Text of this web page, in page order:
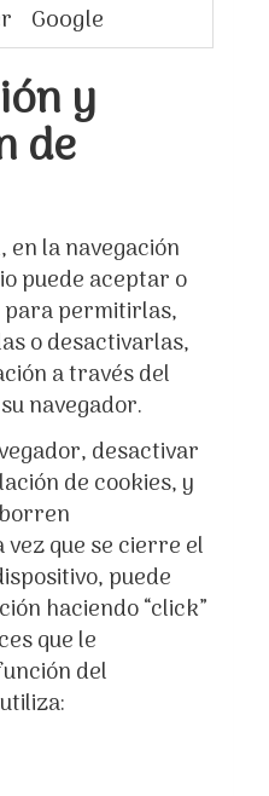
Google
y
de
la navegación
puede aceptar o
permitirlas,
o desactivarlas,
a través del
navegador.
desactivar
de cookies, y
que se cierre el
puede
haciendo “click”
que le
del